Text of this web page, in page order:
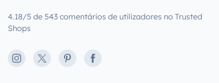
4.18/5 de 543 comentários de utilizadores no Trusted
Shops
Instagram
X PinterestFacebook